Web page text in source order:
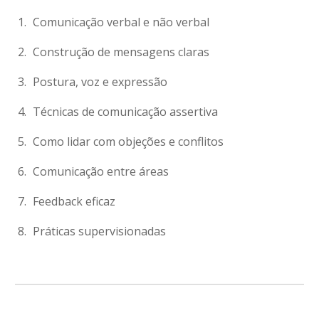
Comunicação verbal e não verbal
Construção de mensagens claras
Postura, voz e expressão
Técnicas de comunicação assertiva
Como lidar com objeções e conflitos
Comunicação entre áreas
Feedback eficaz
Práticas supervisionadas